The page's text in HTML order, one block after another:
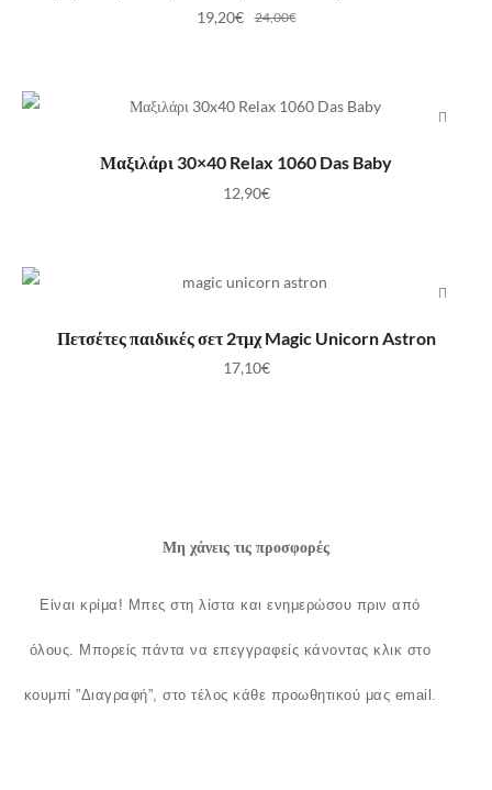
24,00€
19,20€
ΠΡΟΣΘΉΚΗ ΣΤΟ ΚΑΛΆΘΙ
Μαξιλάρι 30×40 Relax 1060 Das Baby
12,90€
ΠΡΟΣΘΉΚΗ ΣΤΟ ΚΑΛΆΘΙ
Πετσέτες παιδικές σετ 2τμχ Magic Unicorn Astron
17,10€
Μη χάνεις τις προσφορές
Είναι κρίμα! Μπες στη λίστα και ενημερώσου πριν από
όλους. Μπορείς πάντα να επεγγραφείς κάνοντας κλικ στο
κουμπί ”Διαγραφή”, στο τέλος κάθε προωθητικού μας email.